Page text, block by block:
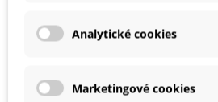
Analytické cookies
Marketingové cookies